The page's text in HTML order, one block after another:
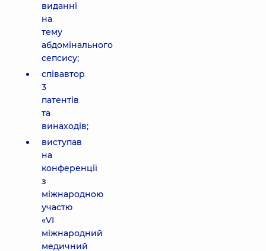
виданні
на
тему
абдомінального
сепсису;
співавтор
3
патентів
та
винаходів;
виступав
на
конференції
з
міжнародною
участю
«VI
міжнародний
медичний